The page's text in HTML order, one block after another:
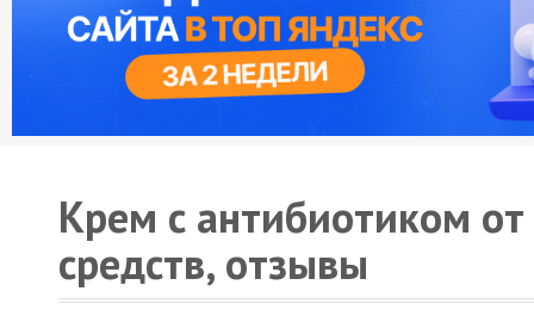
Крем с антибиотиком
средств, отзывы